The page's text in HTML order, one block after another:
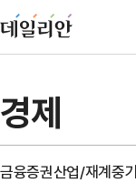
경제
금융증권산업/재계중